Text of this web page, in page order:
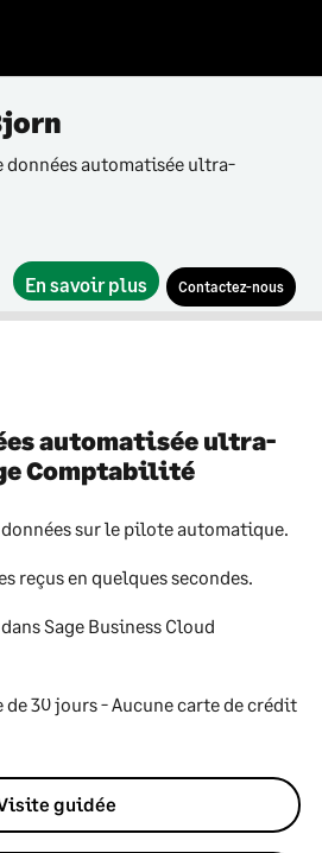
données automatisée ultra-
En savoir plus Contactez-nous
automatisée ultra-
Comptabilité
sur le pilote automatique.
reçus en quelques secondes.
Sage Business Cloud
de 30 jours - Aucune carte de crédit
guidée